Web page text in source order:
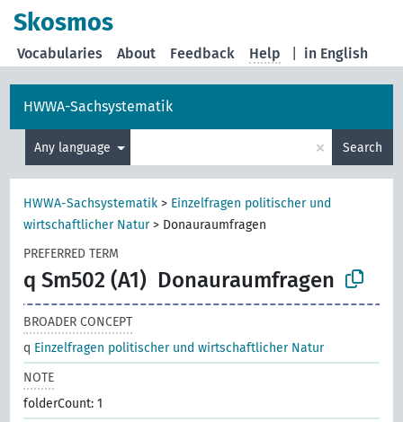
Skosmos
in English
Vocabularies About Feedback Help
HWWA-Sachsystematik
Any language × Search
HWWA-Sachsystematik > Einzelfragen politischer und
wirtschaftlicher Natur> Donauraumfragen
PREFERRED TERM
q Sm502 (A1) Donauraumfragen
BROADER CONCEPT
q Einzelfragen politischer und wirtschaftlicher Natur
NOTE
folderCount: 1